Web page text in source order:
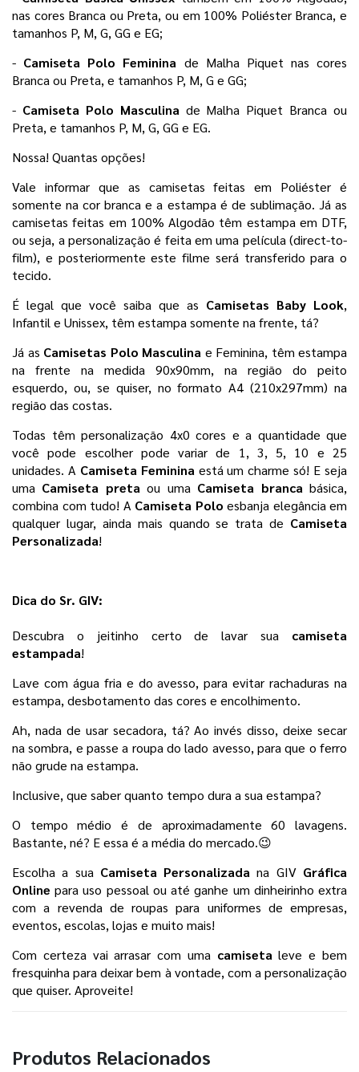
nas cores Branca ou Preta, ou em 100% Poliéster Branca, e
tamanhos P, M, G, GG e EG;
- Camiseta Polo Feminina de Malha Piquet nas cores
Branca ou Preta, e tamanhos P, M, G e GG;
- Camiseta Polo Masculina de Malha Piquet Branca ou
Preta, e tamanhos P, M, G, GG e EG.
Nossa! Quantas opções!
Vale informar que as camisetas feitas em Poliéster é
somente na cor branca e a estampa é de sublimação. Já as
camisetas feitas em 100% Algodão têm estampa em DTF,
ou seja, a personalização é feita em uma película (direct-to-
film), e posteriormente este filme será transferido para o
tecido.
É legal que você saiba que as Camisetas Baby Look,
Infantil e Unissex, têm estampa somente na frente, tá?
Já as Camisetas Polo Masculina e Feminina, têm estampa
na frente na medida 90x90mm, na região do peito
esquerdo, ou, se quiser, no formato A4 (210x297mm) na
região das costas.
Todas têm personalização 4x0 cores e a quantidade que
você pode escolher pode variar de 1, 3, 5, 10 e 25
unidades. A Camiseta Feminina está um charme só! E seja
uma Camiseta preta ou uma Camiseta branca básica,
combina com tudo! A Camiseta Polo esbanja elegância em
qualquer lugar, ainda mais quando se trata de Camiseta
Personalizada!
Dica do Sr. GIV:
Descubra o jeitinho certo de lavar sua camiseta
estampada!
Lave com água fria e do avesso, para evitar rachaduras na
estampa, desbotamento das cores e encolhimento.
Ah, nada de usar secadora, tá? Ao invés disso, deixe secar
na sombra, e passe a roupa do lado avesso, para que o ferro
não grude na estampa.
Inclusive, que saber quanto tempo dura a sua estampa?
O tempo médio é de aproximadamente 60 lavagens.
Bastante, né? E essa é a média do mercado.😉
Escolha a sua Camiseta Personalizada na GIV Gráfica
Online para uso pessoal ou até ganhe um dinheirinho extra
com a revenda de roupas para uniformes de empresas,
eventos, escolas, lojas e muito mais!
Com certeza vai arrasar com uma camiseta leve e bem
fresquinha para deixar bem à vontade, com a personalização
que quiser. Aproveite!
Produtos Relacionados